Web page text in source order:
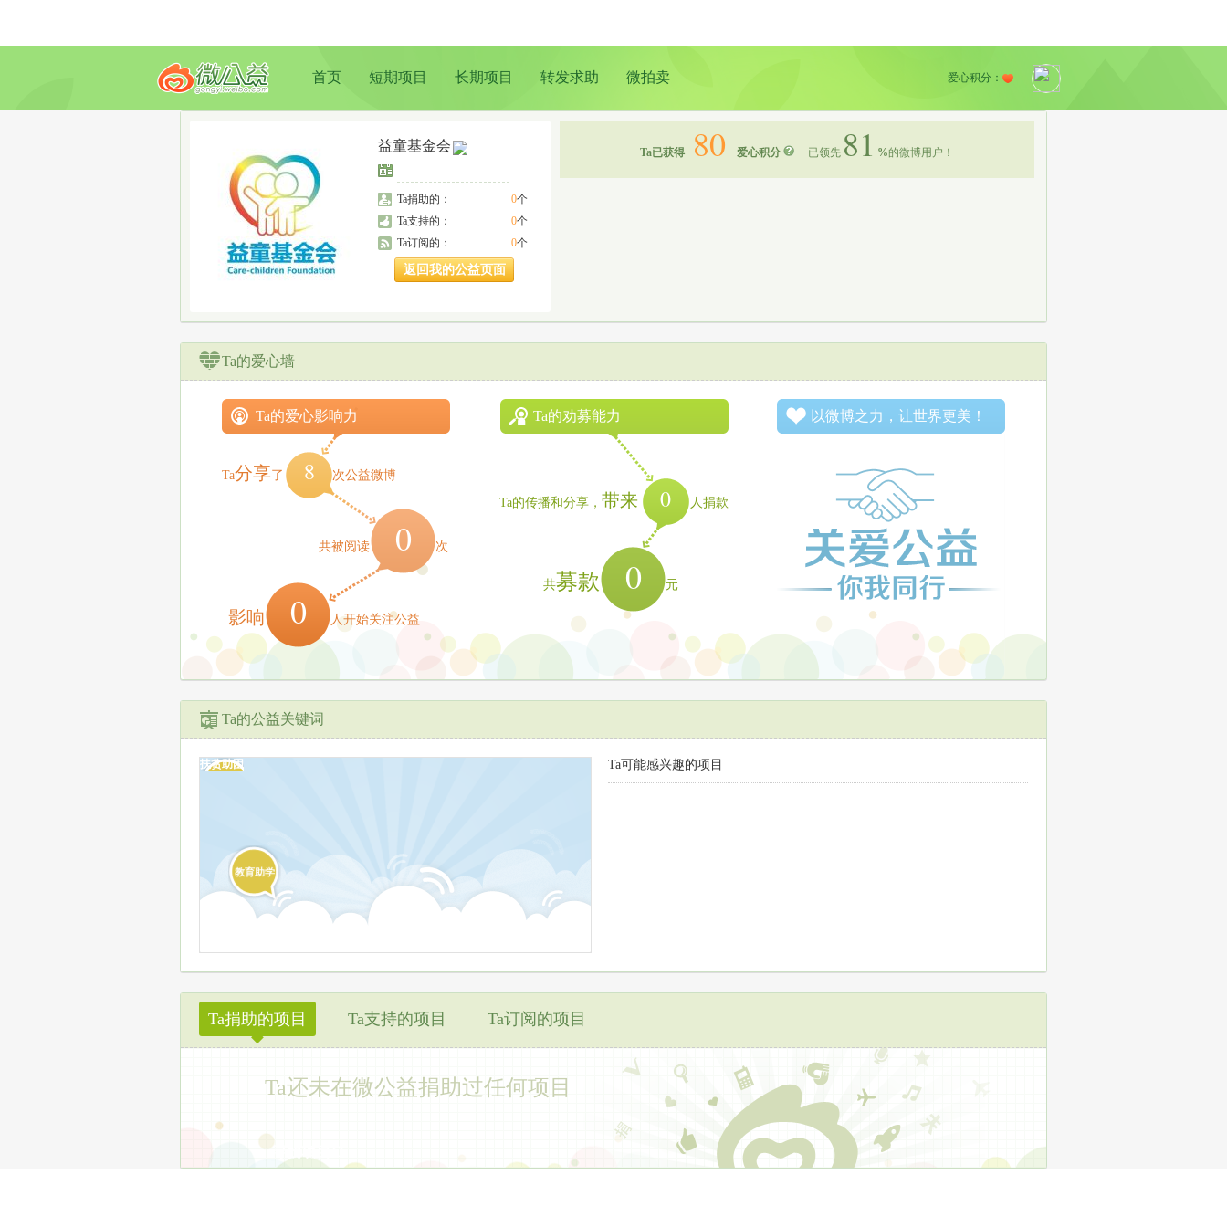
首页 短期项目 长期项目 转发求助 微拍卖 爱心积分：
益童基金会
0个
Ta捐助的：
0个
Ta支持的：
0个
Ta订阅的：
返回我的公益页面
Ta已获得 80 爱心积分 已领先 81 %的微博用户！
Ta的爱心墙
Ta的爱心影响力
Ta分享了 8 次公益微博
共被阅读 0 次
影响 0 人开始关注公益
Ta的劝募能力
Ta的传播和分享， 带来 0 人捐款
共募款 0 元
以微博之力，让世界更美！
Ta的公益关键词
教育助学
扶贫助困 Ta可能感兴趣的项目
Ta捐助的项目
◆
Ta支持的项目 Ta订阅的项目
Ta还未在微公益捐助过任何项目